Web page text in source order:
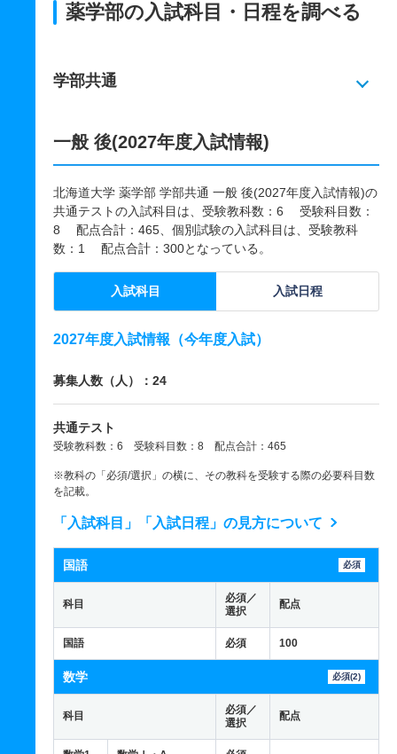
薬学部の入試科目・日程を調べる
学部共通
一般 後(2027年度入試情報)
北海道大学 薬学部 学部共通 一般 後(2027年度入試情報)の
共通テストの入試科目は、受験教科数：6 受験科目数：
8 配点合計：465、個別試験の入試科目は、受験教科
数：1 配点合計：300となっている。
入試科目 入試日程
2027年度入試情報（今年度入試）
募集人数（人）：24
共通テスト
受験教科数：6 受験科目数：8 配点合計：465
※教科の「必須/選択」の横に、その教科を受験する際の必要科目数
を記載。
「入試科目」「入試日程」の見方について
国語 必須
科目
必須／
選択
配点
国語 必須 100
数学 必須(2)
科目
必須／
選択
配点